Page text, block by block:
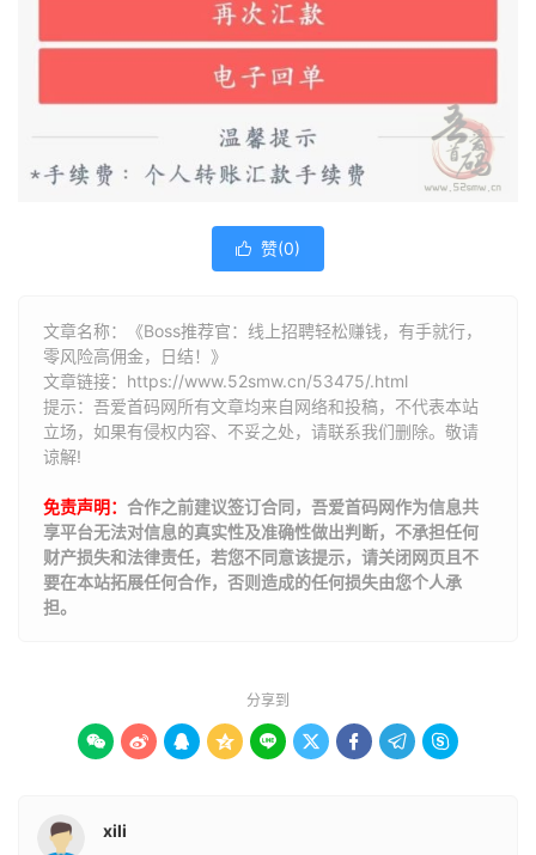
 赞(0)
文章名称：《Boss推荐官：线上招聘轻松赚钱，有手就行，
零风险高佣金，日结！》
文章链接： https://www.52smw.cn/53475/.html
提示：吾爱首码网所有文章均来自网络和投稿，不代表本站
立场，如果有侵权内容、不妥之处，请联系我们删除。敬请
谅解!
免责声明： 合作之前建议签订合同，吾爱首码网作为信息共
享平台无法对信息的真实性及准确性做出判断，不承担任何
财产损失和法律责任，若您不同意该提示，请关闭网页且不
要在本站拓展任何合作，否则造成的任何损失由您个人承
担。
分享到
        
xili